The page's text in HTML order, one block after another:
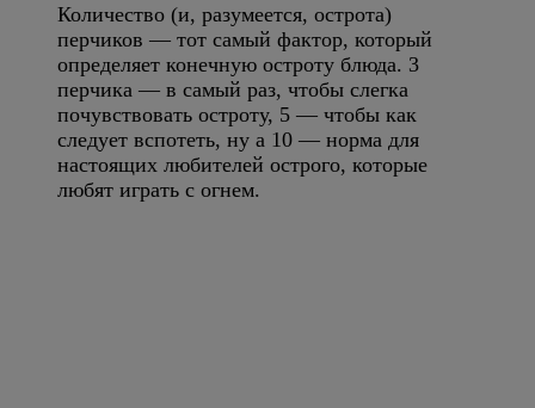
Количество (и, разумеется, острота)
перчиков — тот самый фактор, который
определяет конечную остроту блюда. 3
перчика — в самый раз, чтобы слегка
почувствовать остроту, 5 — чтобы как
следует вспотеть, ну а 10 — норма для
настоящих любителей острого, которые
любят играть с огнем.